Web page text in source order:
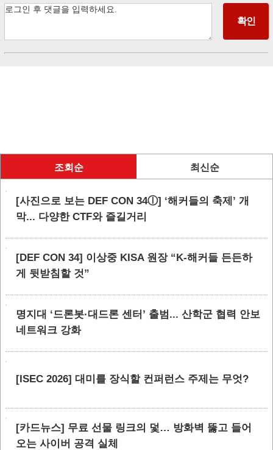
조회순 최신순
[사진으로 보는 DEF CON 34ⓛ] ‘해커들의 축제’ 개
막... 다양한 CTF와 즐길거리
[DEF CON 34] 이상중 KISA 원장 “K-해커들 든든하
게 뒷받침할 것”
명지대 ‘드론봇·대드론 센터’ 출범... 산학군 협력 안보
네트워크 강화
[ISEC 2026] 대미를 장식할 컨퍼런스 주제는 무엇?
[카드뉴스] 무료 선물 링크의 덫… 방화벽 뚫고 들어
오는 사이버 공격 실체